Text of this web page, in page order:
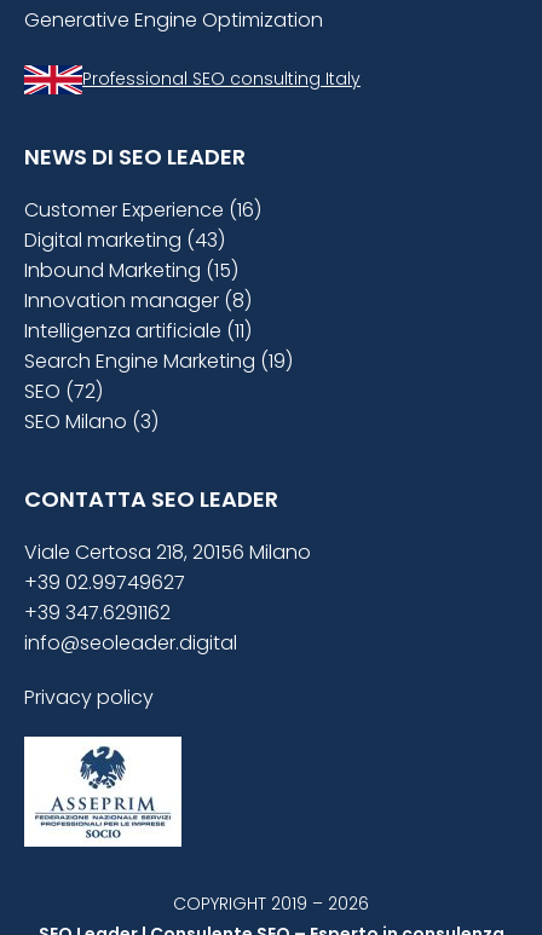
Generative Engine Optimization
Professional SEO consulting Italy
NEWS DI SEO LEADER
Customer Experience (16)
Digital marketing (43)
Inbound Marketing (15)
Innovation manager (8)
Intelligenza artificiale (11)
Search Engine Marketing (19)
SEO (72)
SEO Milano (3)
CONTATTA SEO LEADER
Viale Certosa 218, 20156 Milano
+39 02.99749627
+39 347.6291162
info@seoleader.digital
Privacy policy
COPYRIGHT 2019 – 2026